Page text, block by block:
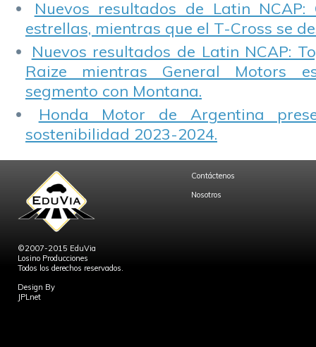
Nuevos resultados de Latin NCAP:
estrellas, mientras que el T-Cross se
Nuevos resultados de Latin NCAP:
Raize mientras General Motors
segmento con Montana.
Honda Motor de Argentina
sostenibilidad 2023-2024.
©2007-2015 EduVia
Losino Producciones
Todos los derechos reservados.
Design By
JPLnet
Contáctenos
Nosotros